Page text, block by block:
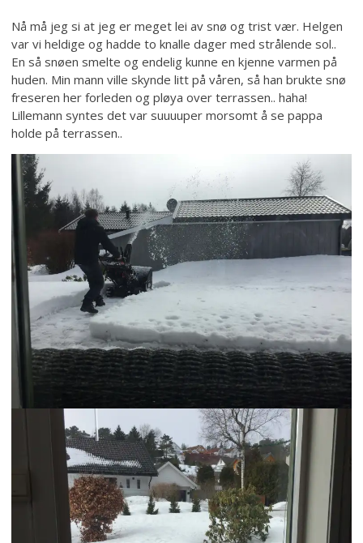
Nå må jeg si at jeg er meget lei av snø og trist vær. Helgen
var vi heldige og hadde to knalle dager med strålende sol..
En så snøen smelte og endelig kunne en kjenne varmen på
huden. Min mann ville skynde litt på våren, så han brukte snø
freseren her forleden og pløya over terrassen.. haha!
Lillemann syntes det var suuuuper morsomt å se pappa
holde på terrassen..